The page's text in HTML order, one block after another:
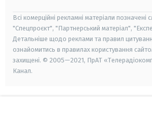
Всі комерційні рекламні матеріали позначені
"Спецпроєкт", "Партнерський матеріал",
Детальніше щодо реклами та правил
ознайомитись в правилах користування
захищені. © 2005—2021, ПрАТ
Канал.